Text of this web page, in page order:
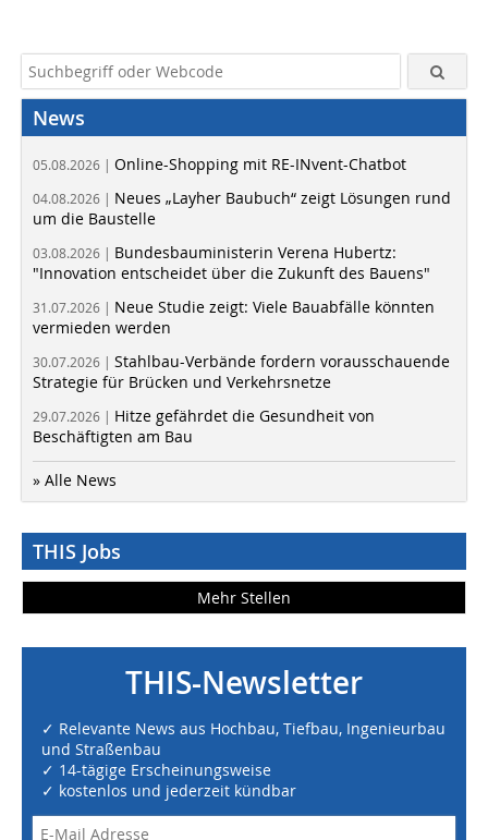
News
05.08.2026 | Online-Shopping mit RE-INvent-Chatbot
04.08.2026 | Neues „Layher Baubuch“ zeigt Lösungen rund
um die Baustelle
03.08.2026 | Bundesbauministerin Verena Hubertz:
"Innovation entscheidet über die Zukunft des Bauens"
31.07.2026 | Neue Studie zeigt: Viele Bauabfälle könnten
vermieden werden
30.07.2026 | Stahlbau-Verbände fordern vorausschauende
Strategie für Brücken und Verkehrsnetze
29.07.2026 | Hitze gefährdet die Gesundheit von
Beschäftigten am Bau
» Alle News
THIS Jobs
Mehr Stellen
THIS-Newsletter
✓ Relevante News aus Hochbau, Tiefbau, Ingenieurbau
und Straßenbau
✓ 14-tägige Erscheinungsweise
✓ kostenlos und jederzeit kündbar